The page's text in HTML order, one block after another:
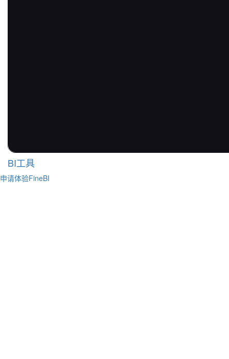
BI工具
申请体验FineBI